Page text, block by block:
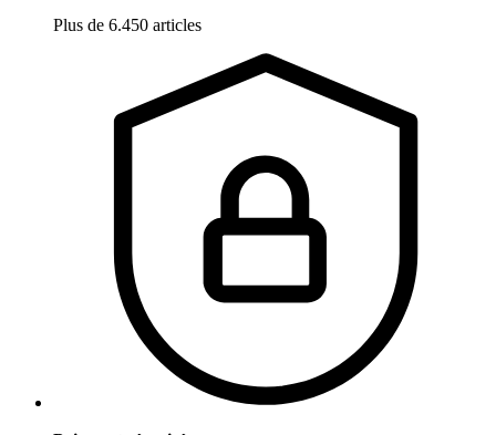
Plus de 6.450 articles